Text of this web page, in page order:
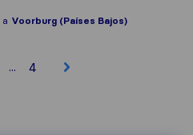
a Voorburg (Países Bajos)
... 4